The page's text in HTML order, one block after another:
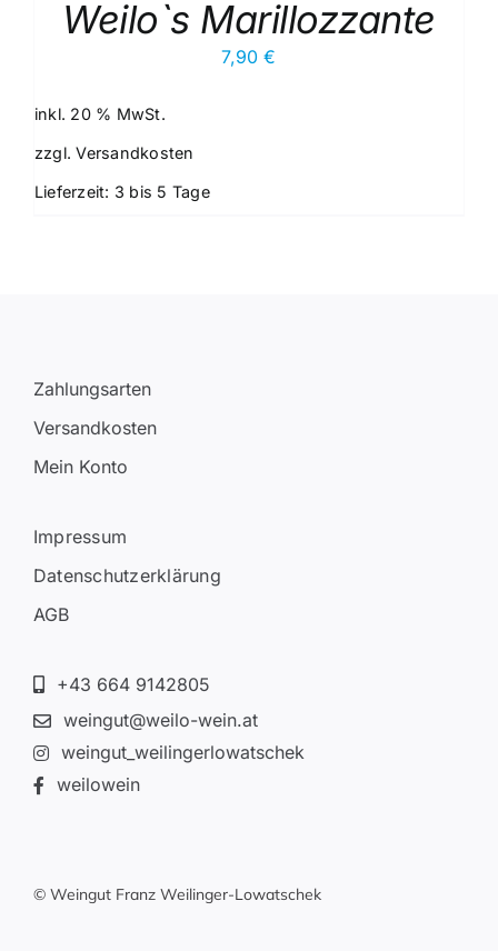
Weilo`s Marillozzante
7,90€
inkl. 20 % MwSt.
zzgl.Versandkosten
Lieferzeit: 3 bis 5 Tage
Zahlungsarten
Versandkosten
Mein Konto
Impressum
Datenschutzerklärung
AGB
+43 664 9142805
weingut@weilo-wein.at
weingut_weilingerlowatschek
weilowein
© Weingut Franz Weilinger-Lowatschek